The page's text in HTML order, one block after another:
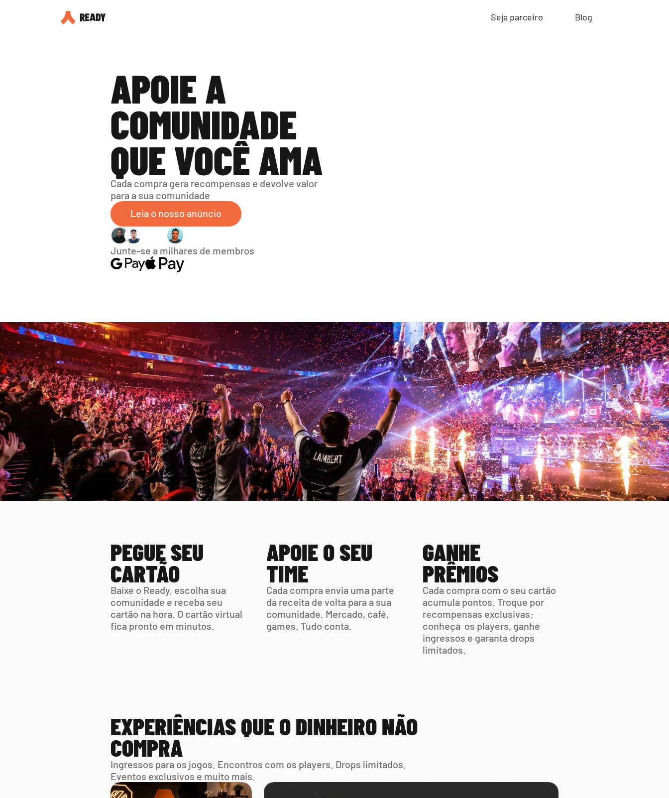
Seja parceiro Blog
APOIE A
COMUNIDADE
QUE VOCÊ AMA
Cada compra gera recompensas e devolve valor
para a sua comunidade
Leia o nosso anúncio
Junte-se a milhares de membros
PEGUE SEU
CARTÃO
Baixe o Ready, escolha sua
comunidade e receba seu
cartão na hora. O cartão virtual
fica pronto em minutos.
APOIE O SEU
TIME
Cada compra envia uma parte
da receita de volta para a sua
comunidade. Mercado, café,
games. Tudo conta.
GANHE
PRÊMIOS
Cada compra com o seu cartão
acumula pontos. Troque por
recompensas exclusivas:
conheça  os players, ganhe
ingressos e garanta drops
limitados.
EXPERIÊNCIAS QUE O DINHEIRO NÃO
COMPRA
Ingressos para os jogos. Encontros com os players. Drops limitados.
Eventos exclusivos e muito mais.